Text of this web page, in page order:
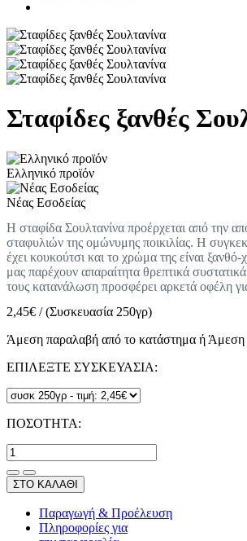
Σταφίδες ξανθές
Ελληνικό προϊόν
Νέας Εσοδείας
Η σταφίδα Σουλτανίνα προέρχεται από την
σταφυλιών της ομώνυμης ποικιλίας. Η
έχει κουκούτσι και το χρώμα της είναι
μας παρέχουν απαραίτητα θρεπτικά
τους κατανάλωση προσφέρει αρκετά οφέλη
2,45€ /(Συσκευασία 250γρ)
Άμεση παραλαβή από το κατάστημα ή
ΕΠΙΛΕΞΤΕ ΣΥΣΚΕΥΑΣΙΑ:
ΠΟΣΟΤΗΤΑ:
ΣΤΟ ΚΑΛΑΘΙ
Παραγωγή & Προέλευση
Πληροφορίες για